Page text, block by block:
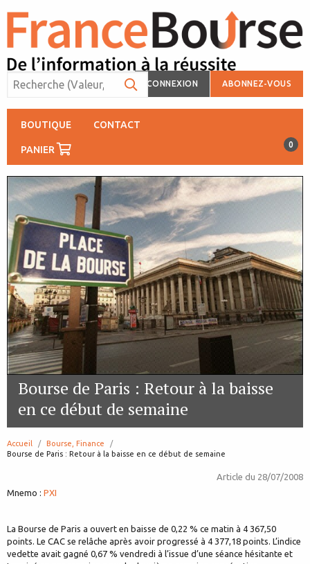
CONNEXION ABONNEZ-VOUS
BOUTIQUE CONTACT
PANIER 0
Bourse de Paris : Retour à la baisse
en ce début de semaine
Accueil
Bourse, Finance
page:
Bourse de Paris : Retour à la baisse en ce début de semaine
Article du 28/07/2008
Mnemo : PXI
La Bourse de Paris a ouvert en baisse de 0,22 % ce matin à 4 367,50
points. Le CAC se relâche après avoir progressé à 4 377,18 points. L’indice
vedette avait gagné 0,67 % vendredi à l’issue d’une séance hésitante et